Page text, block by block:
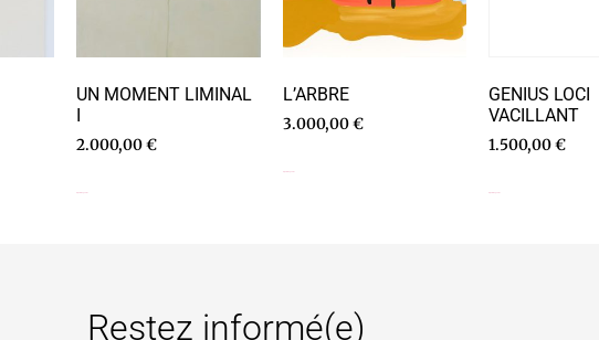
UN MOMENT LIMINAL
I
2.000,00€
L’ARBRE
3.000,00€
GENIUS LOCI
VACILLANT
1.500,00€
Restez informé(e)